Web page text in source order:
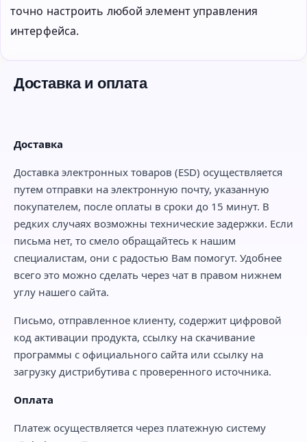
точно настроить любой элемент управления
интерфейса.
Доставка и оплата
Доставка
Доставка электронных товаров (ESD) осуществляется
путем отправки на электронную почту, указанную
покупателем, после оплаты в сроки до 15 минут. В
редких случаях возможны технические задержки. Если
письма нет, то смело обращайтесь к нашим
специалистам, они с радостью Вам помогут. Удобнее
всего это можно сделать через чат в правом нижнем
углу нашего сайта.
Письмо, отправленное клиенту, содержит цифровой
код активации продукта, ссылку на скачивание
программы с официального сайта или ссылку на
загрузку дистрибутива с проверенного источника.
Оплата
Платеж осуществляется через платежную систему